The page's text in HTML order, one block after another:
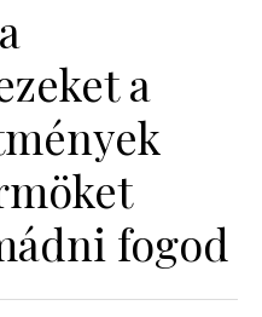
a
fogod